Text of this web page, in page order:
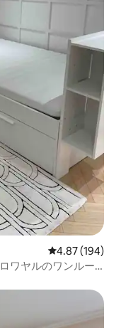
レビュー194
4.87 (194)
ワヤルのワンルー